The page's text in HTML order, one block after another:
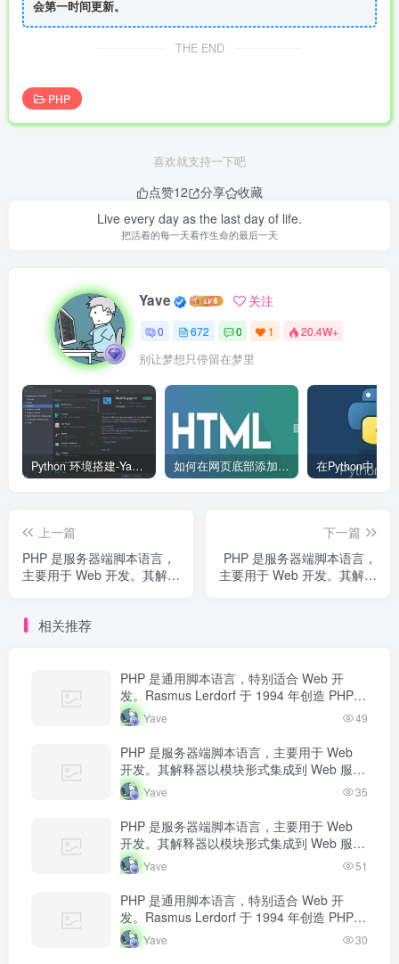
会第一时间更新。
THE END
PHP
喜欢就支持一下吧
点赞12 分享
收藏
Live every day as the last day of life.
把活着的每一天看作生命的最后一天
Yave 关注
0 672 0 1 20.4W+
别让梦想只停留在梦里
Python 环境搭建-Yave520-专业开发者社区 如何在网页底部添加版权信息？
上一篇
PHP 是服务器端脚本语言，
主要用于 Web 开发。其解释
PHP 代码，生成动态内容返
下一篇
PHP 是服务器端脚本语言，
主要用于 Web 开发。其解释
相关推荐
PHP 是通用脚本语言，特别适合 Web 开
发。Rasmus Lerdorf 于 1994 年创造 PHP，
最初用于追踪个人简历访问量。如今 PHP 驱
动…
Yave 49
PHP 是服务器端脚本语言，主要用于 Web
开发。其解释器以模块形式集成到 Web 服务
器中，当收到请求时执行 PHP 代码，生成动
态内容返回给客户端。
Yave 35
PHP 是服务器端脚本语言，主要用于 Web
开发。其解释器以模块形式集成到 Web 服务
器中，当收到请求时执行 PHP 代码，生成动
态内容返回给客户端。
Yave 51
PHP 是通用脚本语言，特别适合 Web 开
发。Rasmus Lerdorf 于 1994 年创造 PHP，
最初用于追踪个人简历访问量。如今 PHP 驱
动…
Yave 30